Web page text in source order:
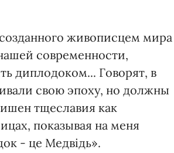
живописцем мира
современности,
диплодоком... Говорят, в
свою эпоху, но должны
тщеславия как
показывая на меня
- це Медвідь».